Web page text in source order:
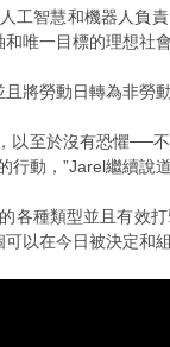
工智慧和機器人負
唯一目標的理想社
將勞動日轉為非勞
以至於沒有恐懼──
行動，”Jarel繼續說
各種類型並且有效
以在今日被決定和